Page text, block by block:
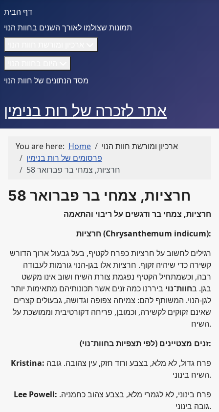
דף הבית
תמונות שצולמו לאורך השנים בחוות הנוי
מסד הנתונים של חוות הנוי
אתר לזכרה של רות בנימין
You are here: Home
ארכיון ומורשת חוות הנוי
פרסומים של רות בנימין
חרציות, צמחי בר פברואר 58
חרציות, צמחי בר פברואר 58
חרציות, צמחי בר ודגשים על ריבוי והתאמה
חרציות (Chrysanthemum indicum):
רגילים לחשוב על חרציות כפרח לקטיף, בעל גבעול ארוך הדורש
קשירה כדי שיהיה זקוף. חרציות אלו בגן-הנוי גורמות לעבודה
רבה, וכשמתחיל הקטיף נפגמת צורת השיח ושוב אינו מקשט
בגן. בחוות־נוי ביררנו כמה זנים אשר תכונותיהם מתאימות יותר
לגן-הנוי. המשותף להם: צמיחה צפופה וגדושה, גבעולים קצרים
שאינם זקוקים לקשירה, וכמובן, פריחה דקורטיבית וממושכת על
השיח.
זנים מצטיינים (לפי תצפיות בחוות־נוי):
Kristina:
השיח בינוני.
Lee Powell:
גובה בינוני.